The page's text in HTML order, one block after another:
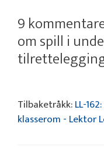
9
om spill i
Tilbaketråkk:LL-
klasserom - Lektor